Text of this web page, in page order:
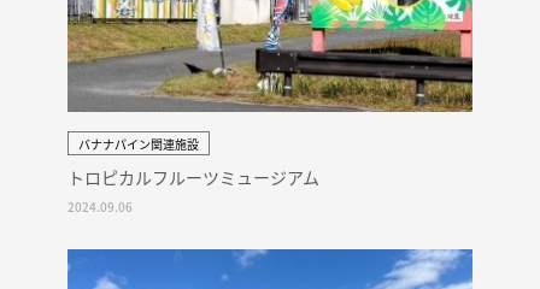
バナナパイン関連施設
2024.09.06
トロピカルフルーツミュージアム